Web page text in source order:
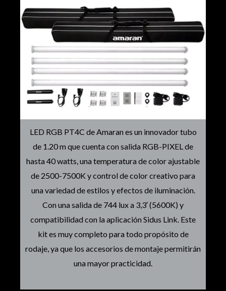
LED RGB PT4C de Amaran es un innovador tubo
de 1.20 m que cuenta con salida RGB-PIXEL de
hasta 40 watts, una temperatura de color ajustable
de 2500-7500K y control de color creativo para
una variedad de estilos y efectos de iluminación.
Con una salida de 744 lux a 3,3′ (5600K) y
compatibilidad con la aplicación Sidus Link. Este
kit es muy completo para todo propósito de
rodaje, ya que los accesorios de montaje permitirán
una mayor practicidad.